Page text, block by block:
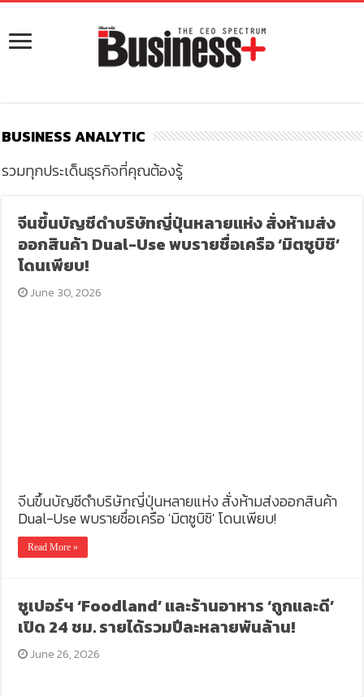
BUSINESS ANALYTIC
รวมทุกประเด็นธุรกิจที่คุณต้องรู้
จีนขึ้นบัญชีดำบริษัทญี่ปุ่นหลายแห่ง สั่งห้ามส่ง
ออกสินค้า Dual-Use พบรายชื่อเครือ ‘มิตซูบิชิ’
โดนเพียบ!
June 30, 2026
จีนขึ้นบัญชีดำบริษัทญี่ปุ่นหลายแห่ง สั่งห้ามส่งออกสินค้า
Dual-Use พบรายชื่อเครือ 'มิตซูบิชิ' โดนเพียบ!
Read More »
ซูเปอร์ฯ ‘Foodland’ และร้านอาหาร ‘ถูกและดี’
เปิด 24 ชม. รายได้รวมปีละหลายพันล้าน!
June 26, 2026